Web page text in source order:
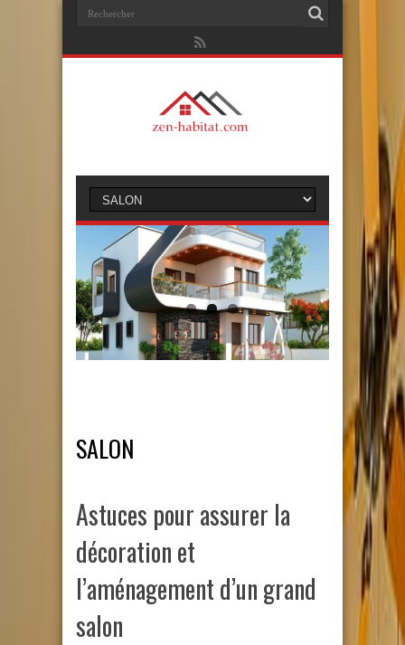
SALON
Astuces pour assurer la
décoration et
l’aménagement d’un grand
salon